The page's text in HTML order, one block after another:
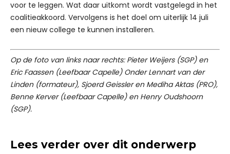
voor te leggen. Wat daar uitkomt wordt vastgelegd in het
coalitieakkoord. Vervolgens is het doel om uiterlijk 14 juli
een nieuw college te kunnen installeren.
Op de foto van links naar rechts: Pieter Weijers (SGP) en
Eric Faassen (Leefbaar Capelle) Onder Lennart van der
Linden (formateur), Sjoerd Geissler en Mediha Aktas (PRO),
Benne Kerver (Leefbaar Capelle) en Henry Oudshoorn
(SGP).
Lees verder over dit onderwerp